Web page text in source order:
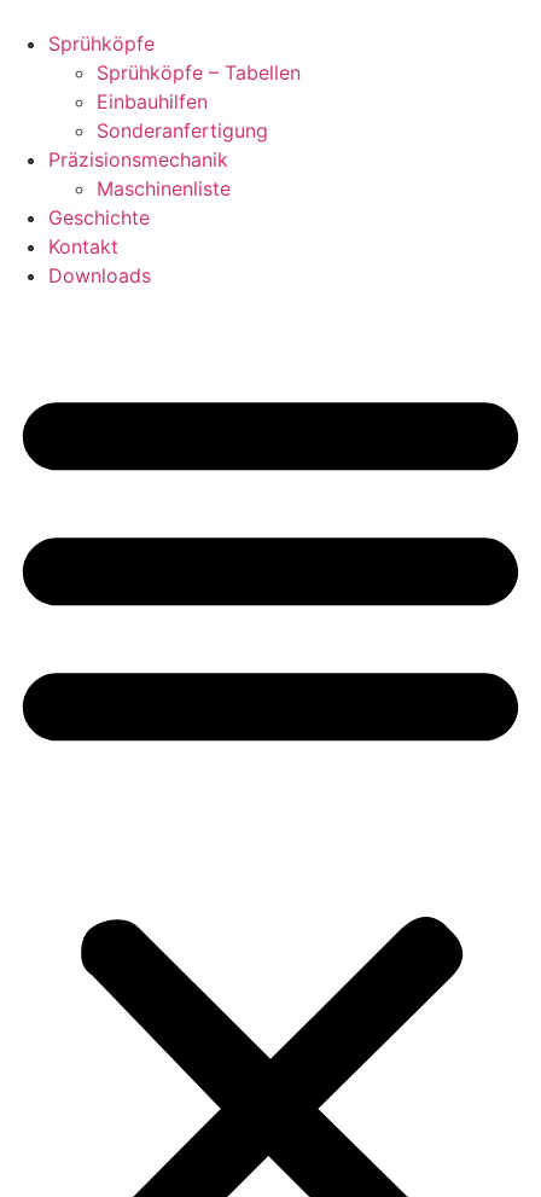
Inhalt
springen
Sprühköpfe
Sprühköpfe – Tabellen
Einbauhilfen
Sonderanfertigung
Präzisionsmechanik
Maschinenliste
Geschichte
Kontakt
Downloads